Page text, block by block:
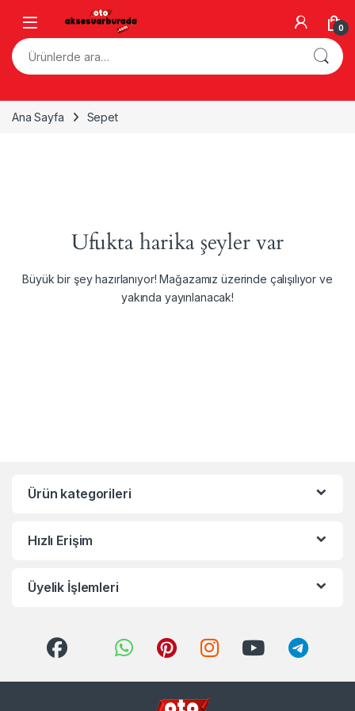
0
Ara:
Ana Sayfa Sepet
Ufukta harika şeyler var
Büyük bir şey hazırlanıyor! Mağazamız üzerinde çalışılıyor ve
yakında yayınlanacak!
Ürün kategorileri
Hızlı Erişim
Üyelik İşlemleri